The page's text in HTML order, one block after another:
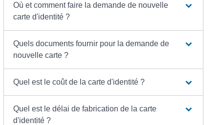
Où et comment faire la demande de nouvelle
carte d'identité ?
Quels documents fournir pour la demande de
nouvelle carte ?
Quel est le coût de la carte d'identité ?
Quel est le délai de fabrication de la carte
d'identité ?